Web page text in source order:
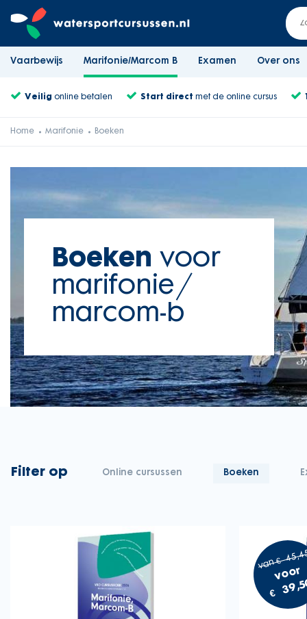
Vaarbewijs Marifonie/Marcom B Examen Over ons
Veilig online betalen Start direct met de online cursus
Home Marifonie Boeken
Boeken voor
marifonie /
marcom-b
Filter op Online cursussen Boeken
van €
voor
€